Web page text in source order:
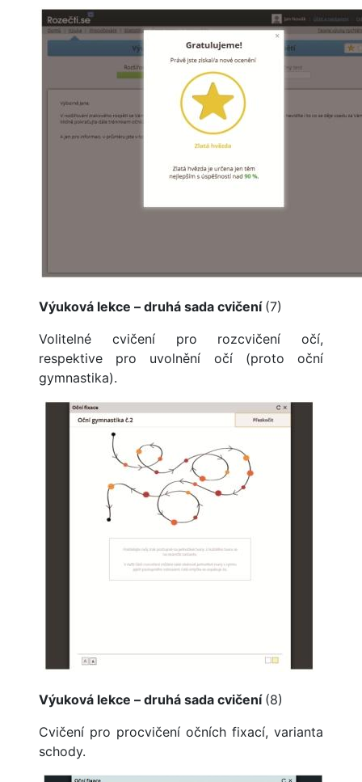
Výuková lekce – druhá sada cvičení (7)
Volitelné cvičení pro rozcvičení očí,
respektive pro uvolnění očí (proto oční
gymnastika).
Výuková lekce – druhá sada cvičení (8)
Cvičení pro procvičení očních fixací, varianta
schody.